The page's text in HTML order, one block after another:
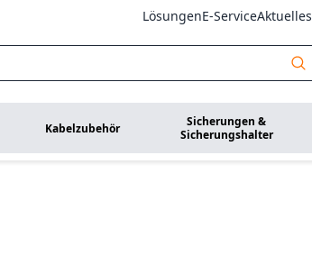
LösungenE-ServiceAktuelles
Kabelzubehör
Sicherungen &
Sicherungshalter